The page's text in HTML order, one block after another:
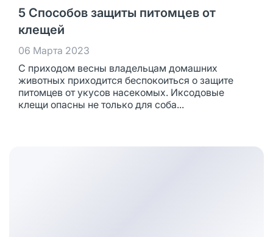
5 Способов защиты питомцев от
клещей
06 Марта 2023
С приходом весны владельцам домашних
животных приходится беспокоиться о защите
питомцев от укусов насекомых. Иксодовые
клещи опасны не только для соба...